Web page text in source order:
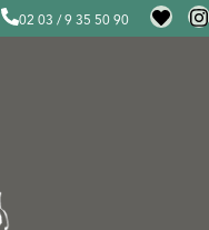
02 03 / 9 35 50 90